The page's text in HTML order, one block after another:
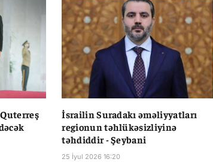
İsrailin Suradakı əməliyyatları
regionun təhlükəsizliyinə
təhdiddir - Şeybani
25 İyul 2026 16:20